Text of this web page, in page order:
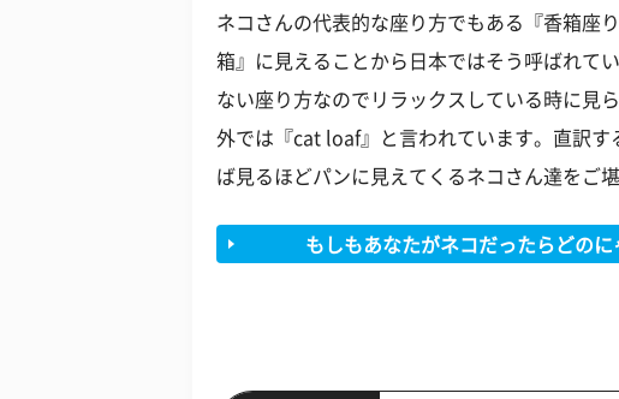
ネコさんの代表的な座り方でもある『香箱座
箱』に見えることから日本ではそう呼ばれて
ない座り方なのでリラックスしている時に見
外では『cat loaf』と言われています。直訳す
ば見るほどパンに見えてくるネコさん達をご堪
もしもあなたがネコだったらどの